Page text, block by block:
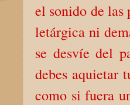
el sonido de las
letárgica ni
se desvíe del
debes aquietar
como si fuera